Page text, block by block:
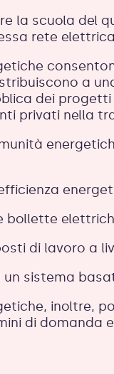
la scuola del
rete
a
dei
privati nella
bollette
di lavoro a
sistema
inoltre,
di domanda